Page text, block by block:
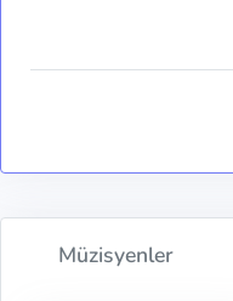
Müzisyenler